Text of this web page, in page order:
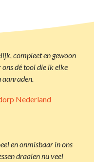
compleet en gewoon
dé tool die ik elke
aanraden.
Nederland
en onmisbaar in ons
draaien nu veel